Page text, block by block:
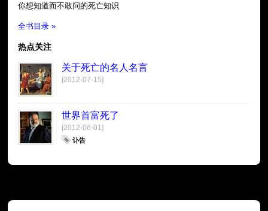
你想知道而不敢问的死亡知识
全书目录 »
热点关注
关于死亡的名人名言
[2012-07-15]
世界首富死了
[2012-06-01]
讣告